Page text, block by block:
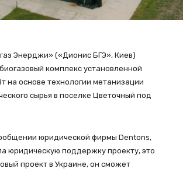
Энерджи» («Дионис БГЭ», Киев)
комплекс установленной
на основе технологии метанизации
сырья в поселке Цветочный под
юридической фирмы Dentons,
юридическую поддержку проекту, это
проект в Украине, он сможет